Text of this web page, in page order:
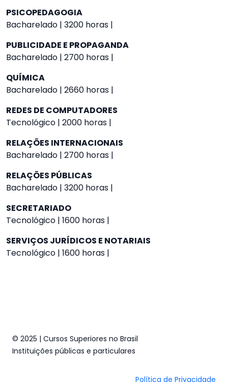
PSICOPEDAGOGIA
Bacharelado | 3200 horas |
PUBLICIDADE E PROPAGANDA
Bacharelado | 2700 horas |
QUÍMICA
Bacharelado | 2660 horas |
REDES DE COMPUTADORES
Tecnológico | 2000 horas |
RELAÇÕES INTERNACIONAIS
Bacharelado | 2700 horas |
RELAÇÕES PÚBLICAS
Bacharelado | 3200 horas |
SECRETARIADO
Tecnológico | 1600 horas |
SERVIÇOS JURÍDICOS E NOTARIAIS
Tecnológico | 1600 horas |
© 2025 | Cursos Superiores no Brasil
Instituições públicas e particulares
Política de Privacidade